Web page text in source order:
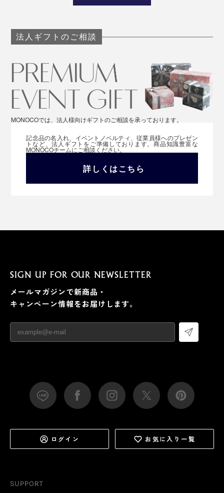
法人ギフトのご相談
MONOCOでは、法人様向けギフトのご相談を承っております。
記念品の名入れ、イベントノベルティ、従業員様へのプレゼン
トなど、法人ギフトをご準備しております。商品知識豊富な
MONOCOチームにご相談ください。
詳しくはこちら
SUPPORT
SIGN UP FOR OUR NEWSLETTER
メールマガジンで新商品・
キャンペーン情報をお届けします。
ログイン お気に入り一覧